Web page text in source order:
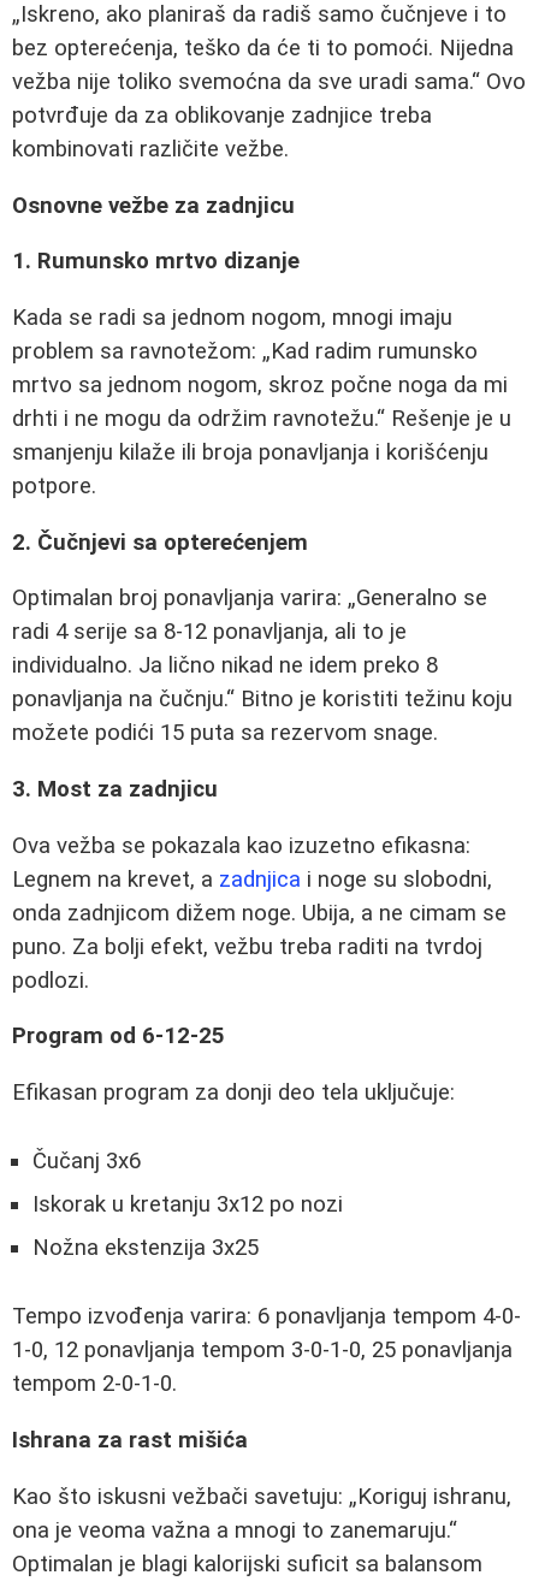
Iskreno, ako planiraš da radiš samo čučnjeve i to
bez opterećenja, teško da će ti to pomoći. Nijedna
vežba nije toliko svemoćna da sve uradi sama. Ovo
potvrđuje da za oblikovanje zadnjice treba
kombinovati različite vežbe.
Osnovne vežbe za zadnjicu
1. Rumunsko mrtvo dizanje
Kada se radi sa jednom nogom, mnogi imaju
problem sa ravnotežom:
Kad radim rumunsko
mrtvo sa jednom nogom, skroz počne noga da mi
drhti i ne mogu da održim ravnotežu.
Rešenje je u
smanjenju kilaže ili broja ponavljanja i korišćenju
potpore.
2. Čučnjevi sa opterećenjem
Optimalan broj ponavljanja varira:
Generalno se
radi 4 serije sa 8-12 ponavljanja, ali to je
individualno. Ja lično nikad ne idem preko 8
ponavljanja na čučnju.
Bitno je koristiti težinu koju
možete podići 15 puta sa rezervom snage.
3. Most za zadnjicu
Ova vežba se pokazala kao izuzetno efikasna:
Legnem na krevet, a zadnjica i noge su slobodni,
onda zadnjicom dižem noge. Ubija, a ne cimam se
puno. Za bolji efekt, vežbu treba raditi na tvrdoj
podlozi.
Program od 6-12-25
Efikasan program za donji deo tela uključuje:
Čučanj 3x6
Iskorak u kretanju 3x12 po nozi
Nožna ekstenzija 3x25
Tempo izvođenja varira: 6 ponavljanja tempom 4-0-
1-0, 12 ponavljanja tempom 3-0-1-0, 25 ponavljanja
tempom 2-0-1-0.
Ishrana za rast mišića
Kao što iskusni vežbači savetuju:
Koriguj ishranu,
ona je veoma važna a mnogi to zanemaruju.
Optimalan je blagi kalorijski suficit sa balansom